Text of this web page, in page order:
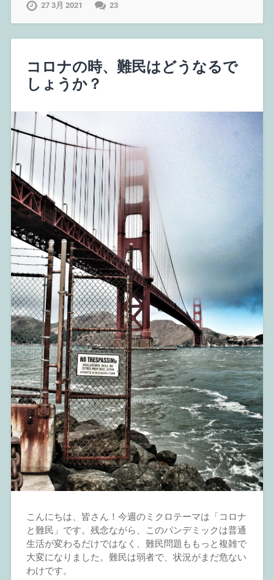
27 3月 2021 23
コロナの時、難民はどうなるで
しょうか？
こんにちは、皆さん！今週のミクロテーマは「コロナ
と難民」です。残念ながら、このパンデミックは普通
生活が変わるだけではなく、難民問題ももっと複雑で
大変になりました。難民は弱者で、状況がまだ危ない
わけです。